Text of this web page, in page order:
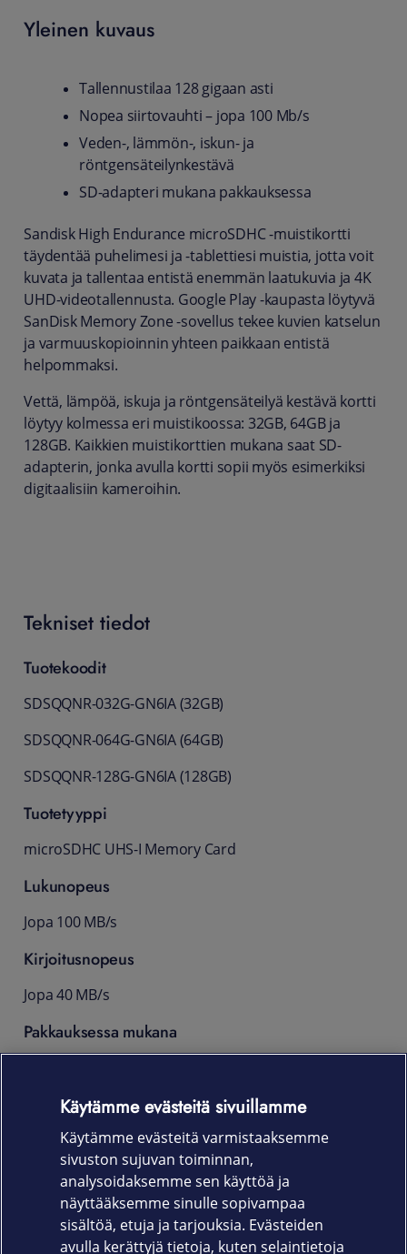
Yleinen kuvaus
Tallennustilaa 128 gigaan asti
Nopea siirtovauhti – jopa 100 Mb/s
Veden-, lämmön-, iskun- ja
röntgensäteilynkestävä
SD-adapteri mukana pakkauksessa
Sandisk High Endurance microSDHC -muistikortti
täydentää puhelimesi ja -tablettiesi muistia, jotta voit
kuvata ja tallentaa entistä enemmän laatukuvia ja 4K
UHD-videotallennusta. Google Play -kaupasta löytyvä
SanDisk Memory Zone -sovellus tekee kuvien katselun
ja varmuuskopioinnin yhteen paikkaan entistä
helpommaksi.
Vettä, lämpöä, iskuja ja röntgensäteilyä kestävä kortti
löytyy kolmessa eri muistikoossa: 32GB, 64GB ja
128GB. Kaikkien muistikorttien mukana saat SD-
adapterin, jonka avulla kortti sopii myös esimerkiksi
digitaalisiin kameroihin.
Tekniset tiedot
Tuotekoodit
SDSQQNR-032G-GN6IA (32GB)
SDSQQNR-064G-GN6IA (64GB)
SDSQQNR-128G-GN6IA (128GB)
Tuotetyyppi
microSDHC UHS-I Memory Card
Lukunopeus
Jopa 100 MB/s
Kirjoitusnopeus
Jopa 40 MB/s
Pakkauksessa mukana
Muuta
Nopeusluokka: Video Class V30 / UHS-I U3 / Class10
Vähimmäiskäyttölämpötila: -25 °C
Enimmäiskäyttölämpötila: 85 °C
Käytämme evästeitä sivuillamme
Käytämme evästeitä varmistaaksemme
sivuston sujuvan toiminnan,
analysoidaksemme sen käyttöä ja
näyttääksemme sinulle sopivampaa
sisältöä, etuja ja tarjouksia. Evästeiden
avulla kerättyjä tietoja, kuten selaintietoja